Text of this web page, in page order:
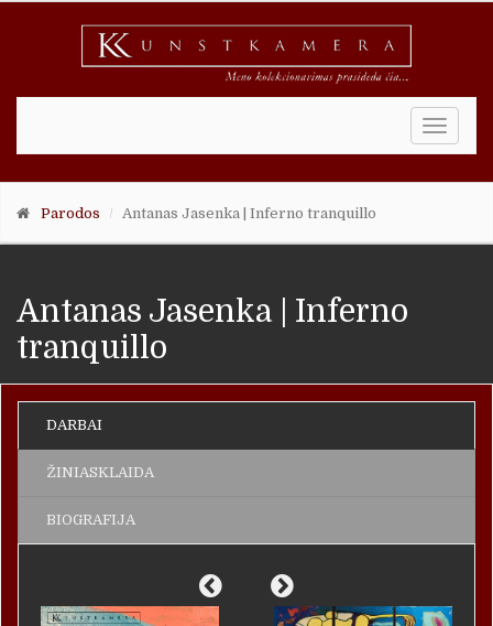
Toggle
Parodos Antanas Jasenka | Inferno tranquillo
Antanas Jasenka | Inferno
tranquillo
DARBAI
ŽINIASKLAIDA
BIOGRAFIJA